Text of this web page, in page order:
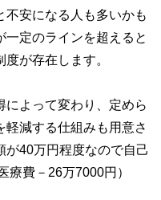
不安になる人も多いかも
一定のラインを超えると
が存在します。
によって変わり、定めら
軽減する仕組みも用意さ
が40万円程度なので自己
療費－26万7000円）